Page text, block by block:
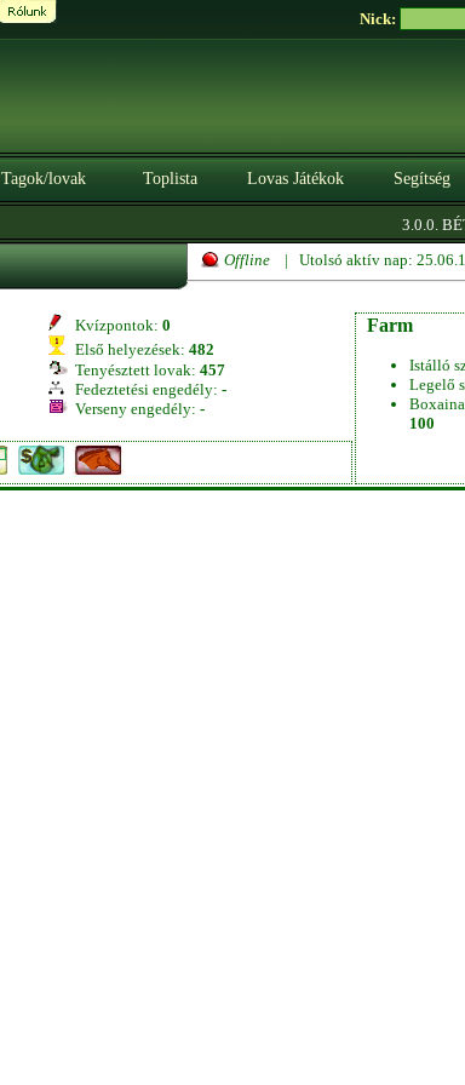
Nick:
Tagok/lovak Toplista Lovas Játékok Segítség
3.0.0.
Offline | Utolsó aktív nap:
Kvízpontok: 0
Első helyezések: 482
Tenyésztett lovak: 457
Fedeztetési engedély: -
Verseny engedély: -
Farm
Istálló
Legelő
100